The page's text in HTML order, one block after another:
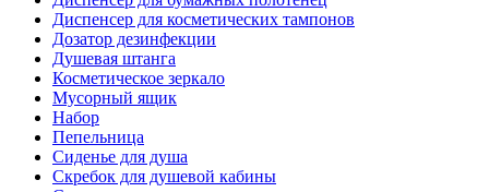
Диспенсер для косметических тампонов
Дозатор дезинфекции
Душевая штанга
Косметическое зеркало
Мусорный ящик
Набор
Пепельница
Сиденье для душа
Скребок для душевой кабины